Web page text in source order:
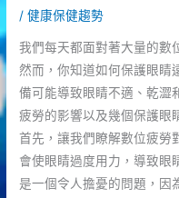
/健康保健趨勢
我們每天都面對著大量的數
然而，你知道如何保護眼睛
備可能導致眼睛不適、乾澀
疲勞的影響以及幾個保護眼
首先，讓我們瞭解數位疲勞
會使眼睛過度用力，導致眼
是一個令人擔憂的問題，因